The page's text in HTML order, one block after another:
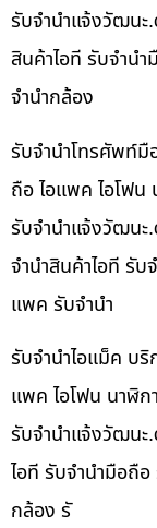
รับจํานําแจ้งวัฒนะ
สินค้าไอที รับจำน
จำนำกล้อง
รับจำนำโทรศัพท์มื
ถือ ไอแพค ไอโฟน
รับจํานําแจ้งวัฒน
จำนำสินค้าไอที รับ
แพค รับจำนำ
รับจำนำไอแม็ค บริ
แพค ไอโฟน นาฬิก
รับจํานําแจ้งวัฒนะ
ไอที รับจำนำมือถื
กล้อง รั